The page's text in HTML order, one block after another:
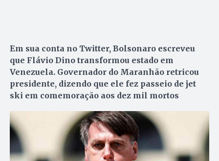
Em sua conta no Twitter, Bolsonaro escreveu
que Flávio Dino transformou estado em
Venezuela. Governador do Maranhão retricou
presidente, dizendo que ele fez passeio de jet
ski em comemoração aos dez mil mortos